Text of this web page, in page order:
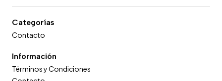
Categorías
Contacto
Información
Términos y Condiciones